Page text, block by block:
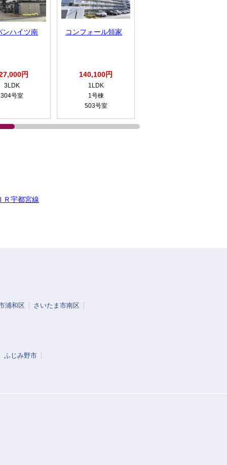
ンハイツ南
円
3LDK
304号室
コンフォール領家
140,100円
1LDK
1号棟
503号室
Ｒ宇都宮線
浦和区 さいたま市南区
ふじみ野市